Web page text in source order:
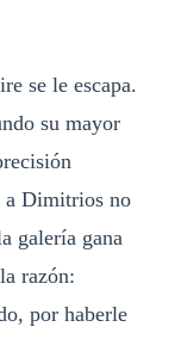
se le escapa.
su mayor
a Dimitrios no
galería gana
razón:
por haberle